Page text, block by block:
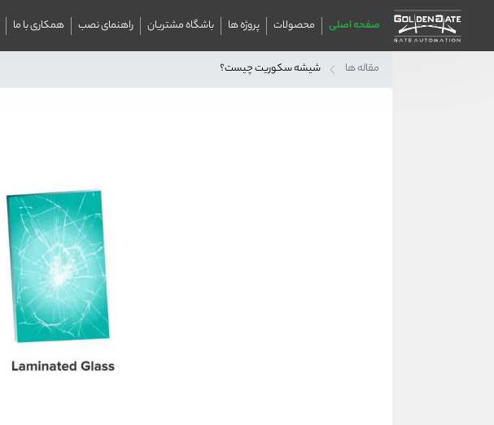
صفحه اصلی محصولات پروژه ها باشگاه مشتریان راهنمای نصب همکاری با ما
مقاله ها شیشه سکوریت چیست؟